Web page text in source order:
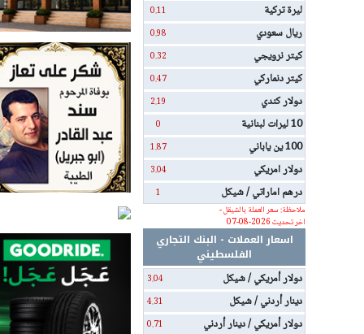
ليرة تركية 0.11
ريال سعودي 0.98
كيتر نرويجي 0.32
كيتر دنماركي 0.47
دولار كندي 2.19
10 ليرات لبنانية 0
100 ين ياباني 1.87
دولار امريكي 3.04
درهم اماراتي / شيكل
1
ملاحظة: سعر العملة بالشيقل -
اخر تحديث 2026-08-07
اسعار العملات - البنك التجاري
الفلسطيني
دولار أمريكي / شيكل
3.04
دينار أردني / شيكل 4.31
دولار أمريكي / دينار أردني 0.71